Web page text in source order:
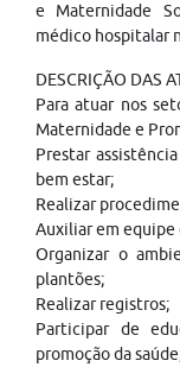
e Maternidade
médico hospitalar
DESCRIÇÃO DAS
Para atuar nos
Maternidade e
Prestar
bem estar;
Realizar
Auxiliar em
Organizar o
plantões;
Realizar registros;
Participar de
promoção da